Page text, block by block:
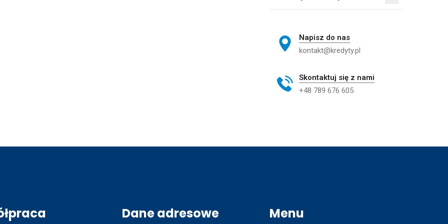
Napisz do nas
kontakt@kredyty.pl
Skontaktuj się z nami
+48 789 676 605
Dane adresowe Menu